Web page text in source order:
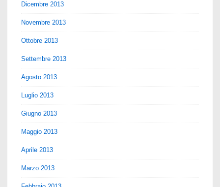
Dicembre 2013
Novembre 2013
Ottobre 2013
Settembre 2013
Agosto 2013
Luglio 2013
Giugno 2013
Maggio 2013
Aprile 2013
Marzo 2013